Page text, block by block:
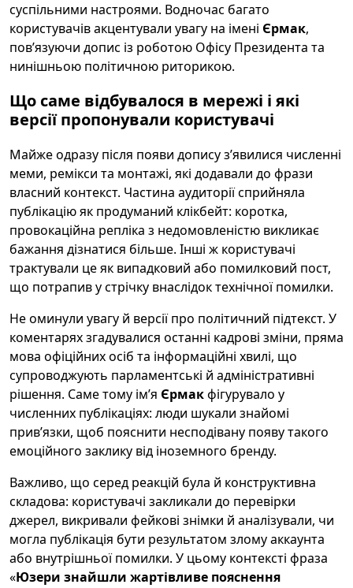
суспільними настроями. Водночас багато
користувачів акцентували увагу на імені Єрмак,
пов’язуючи допис із роботою Офісу Президента та
нинішньою політичною риторикою.
Що саме відбувалося в мережі і які
версії пропонували користувачі
Майже одразу після появи допису з’явилися численні
меми, ремікси та монтажі, які додавали до фрази
власний контекст. Частина аудиторії сприйняла
публікацію як продуманий клікбейт: коротка,
провокаційна репліка з недомовленістю викликає
бажання дізнатися більше. Інші ж користувачі
трактували це як випадковий або помилковий пост,
що потрапив у стрічку внаслідок технічної помилки.
Не оминули увагу й версії про політичний підтекст. У
коментарях згадувалися останні кадрові зміни, пряма
мова офіційних осіб та інформаційні хвилі, що
супроводжують парламентські й адміністративні
рішення. Саме тому ім’я Єрмакфігурувало у
численних публікаціях: люди шукали знайомі
прив’язки, щоб пояснити несподівану появу такого
емоційного заклику від іноземного бренду.
Важливо, що серед реакцій була й конструктивна
складова: користувачі закликали до перевірки
джерел, викривали фейкові знімки й аналізували, чи
могла публікація бути результатом злому аккаунта
або внутрішньої помилки. У цьому контексті фраза
«Юзери знайшли жартівливе пояснення